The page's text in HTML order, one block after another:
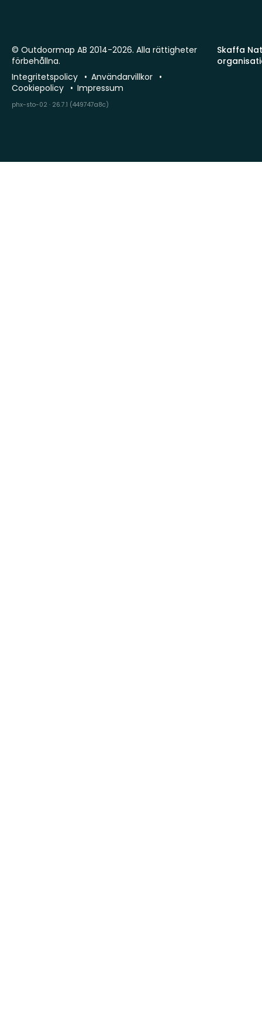
Skaffa
© Outdoormap AB 2014-2026. Alla rättigheter
förbehållna.
Integritetspolicy
Användarvillkor
Cookiepolicy
Impressum
phx-sto-02 · 26.7.1 (449747a8c)